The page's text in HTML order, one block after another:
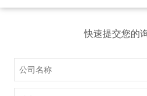
快速提交您的